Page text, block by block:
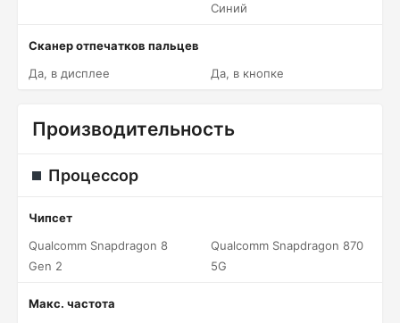
Синий
Сканер отпечатков пальцев
Да, в дисплее
Да, в кнопке
Производительность
Процессор
Чипсет
Qualcomm Snapdragon 8
Gen 2
Qualcomm Snapdragon 870
5G
Макс. частота